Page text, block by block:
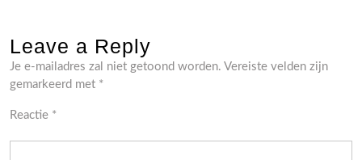
Leave a Reply
Je e-mailadres zal niet getoond worden. Vereiste velden zijn
gemarkeerd met *
Reactie *